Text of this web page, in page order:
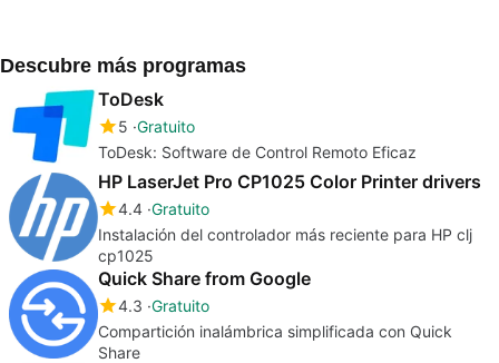
Descubre más programas
ToDesk
5 Gratuito
ToDesk: Software de Control Remoto Eficaz
HP LaserJet Pro CP1025 Color Printer drivers
4.4 Gratuito
Instalación del controlador más reciente para HP clj
cp1025
Quick Share from Google
4.3 Gratuito
Compartición inalámbrica simplificada con Quick
Share